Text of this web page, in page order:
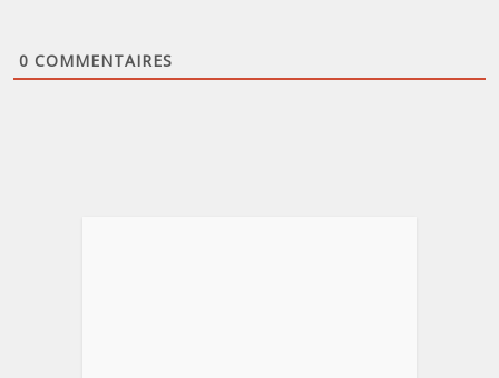
0 COMMENTAIRES